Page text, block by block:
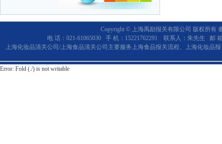
Copyright © 上海禹励报关有限公司 版权所有
电 话：021-61065030 手 机：15221762291 联系人：朱先生 邮
上海化妆品清关公司/上海食品清关公司主要服务上海食品报关流程、上海化妆品
Error: Fold (./) is not writable